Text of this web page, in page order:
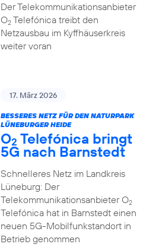
Der Telekommunikationsanbieter
O2Telefónica treibt den
Netzausbau im Kyffhäuserkreis
weiter voran
17. März 2026
BESSERES NETZ FÜR DEN NATURPARK
LÜNEBURGER HEIDE
O2 Telefónica bringt
5G nach Barnstedt
Schnelleres Netz im Landkreis
Lüneburg: Der
Telekommunikationsanbieter O2
Telefónica hat in Barnstedt einen
neuen 5G-Mobilfunkstandort in
Betrieb genommen